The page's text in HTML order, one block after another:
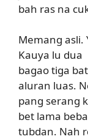
bah ras na
Memang asli.
Kauya lu dua
bagao tiga
aluran luas.
pang serang
bet lama
tubdan. Nah